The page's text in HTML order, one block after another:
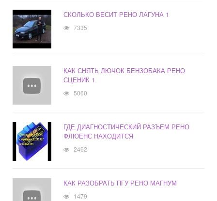
СКОЛЬКО ВЕСИТ РЕНО ЛАГУНА 1
7335
КАК СНЯТЬ ЛЮЧОК БЕНЗОБАКА РЕНО
СЦЕНИК 1
5060
ГДЕ ДИАГНОСТИЧЕСКИЙ РАЗЪЕМ РЕНО
ФЛЮЕНС НАХОДИТСЯ
2462
КАК РАЗОБРАТЬ ПГУ РЕНО МАГНУМ
1479